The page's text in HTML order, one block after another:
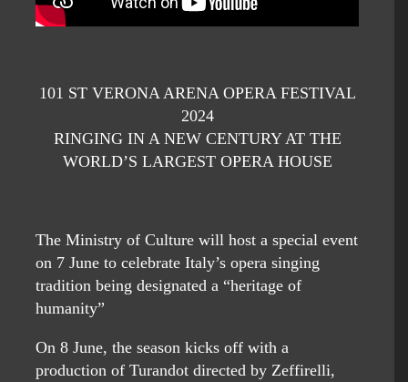
101 ST VERONA ARENA OPERA FESTIVAL
2024
RINGING IN A NEW CENTURY AT THE
WORLD’S LARGEST OPERA HOUSE
The Ministry of Culture will host a special event
on 7 June to celebrate Italy’s opera singing
tradition being designated a “heritage of
humanity”
On 8 June, the season kicks off with a
production of Turandot directed by Zeffirelli,